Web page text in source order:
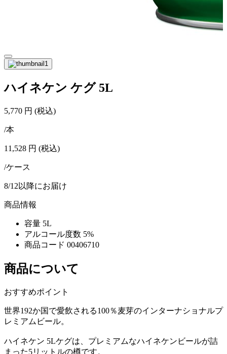
ハイネケン ケグ 5L
5,770 円 (税込)
/本
11,528 円 (税込)
/ケース
8/12以降にお届け
商品情報
容量 5L
アルコール度数 5%
商品コード 00406710
商品について
おすすめポイント
世界192か国で愛飲される100％麦芽のインターナショナルプ
レミアムビール。
ハイネケン 5Lケグは、プレミアムなハイネケンビールが詰
まった5リットルの樽です。